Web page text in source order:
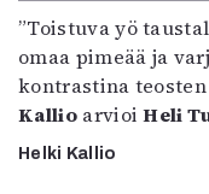
”Toistuva yö
omaa pimeää ja
kontrastina
KallioarvioiHeli
Helki Kallio